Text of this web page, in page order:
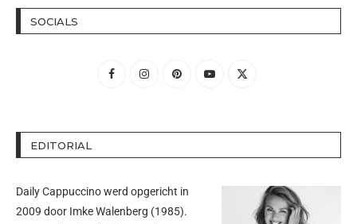
SOCIALS
EDITORIAL
Daily Cappuccino werd opgericht in
2009 door Imke Walenberg (1985).